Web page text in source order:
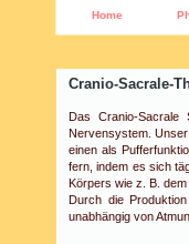
Home
Cranio-Sacrale-
Das Cranio-
Nervensystem.
einen als
fern, indem es sich
Körpers wie z. B.
Durch die
unabhängig von